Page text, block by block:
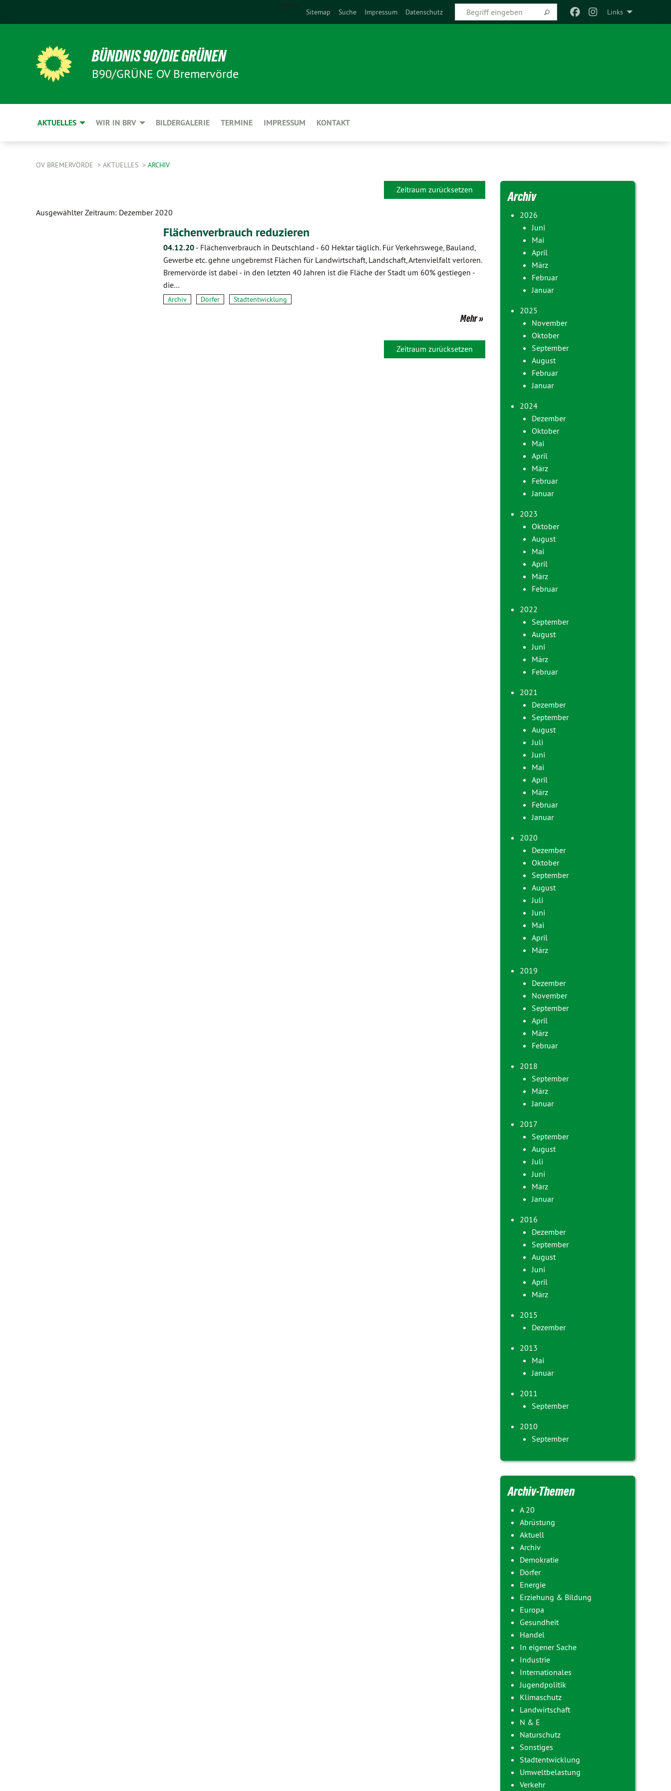
Links
Home
Sitemap Suche Impressum Datenschutz
BÜNDNIS 90/DIE GRÜNEN
B90/GRÜNE OV Bremervörde
AKTUELLES WIR IN BRV BILDERGALERIE TERMINE IMPRESSUM KONTAKT
OV BREMERVÖRDE AKTUELLES ARCHIV
Zeitraum zurücksetzen
Ausgewählter Zeitraum: Dezember 2020
Flächenverbrauch reduzieren
04.12.20 - Flächenverbrauch in Deutschland - 60 Hektar täglich. Für Verkehrswege, Bauland,
Gewerbe etc. gehne ungebremst Flächen für Landwirtschaft, Landschaft, Artenvielfalt verloren.
Bremervörde ist dabei - in den letzten 40 Jahren ist die Fläche der Stadt um 60% gestiegen -
die…
Archiv Dörfer Stadtentwicklung
Mehr
Zeitraum zurücksetzen
Archiv
2026
Juni
Mai
April
März
Februar
Januar
2025
November
Oktober
September
August
Februar
Januar
2024
Dezember
Oktober
Mai
April
März
Februar
Januar
2023
Oktober
August
Mai
April
März
Februar
2022
September
August
Juni
März
Februar
2021
Dezember
September
August
Juli
Juni
Mai
April
März
Februar
Januar
2020
Dezember
Oktober
September
August
Juli
Juni
Mai
April
März
2019
Dezember
November
September
April
März
Februar
2018
September
März
Januar
2017
September
August
Juli
Juni
März
Januar
2016
Dezember
September
August
Juni
April
März
2015
Dezember
2013
Mai
Januar
2011
September
2010
September
Archiv-Themen
A 20
Abrüstung
Aktuell
Archiv
Demokratie
Dörfer
Energie
Erziehung & Bildung
Europa
Gesundheit
Handel
In eigener Sache
Industrie
Internationales
Jugendpolitik
Klimaschutz
Landwirtschaft
N & E
Naturschutz
Sonstiges
Stadtentwicklung
Umweltbelastung
Verkehr